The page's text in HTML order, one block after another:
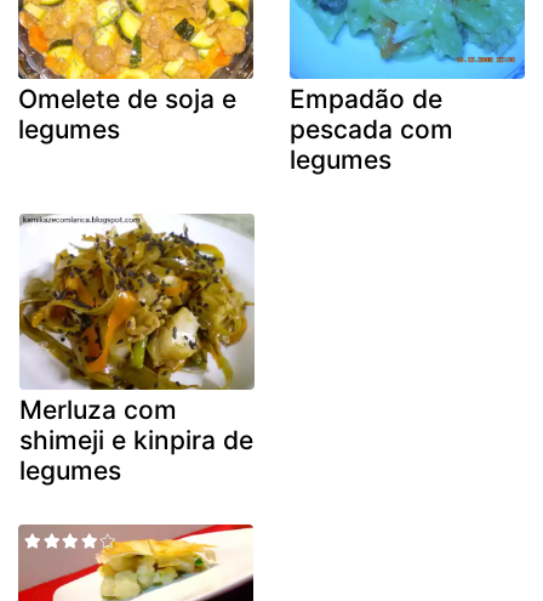
Omelete de soja e
legumes
Empadão de
pescada com
legumes
Merluza com
shimeji e kinpira de
legumes